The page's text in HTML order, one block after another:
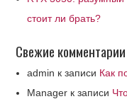
стоит ли брать?
Свежие комментарии
admin к записи Как
Manager к записи